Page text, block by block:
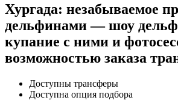
Хургада: незабываемое
дельфинами — шоу
купание с ними и
возможностью заказа
Доступны трансферы
Доступна опция подбора